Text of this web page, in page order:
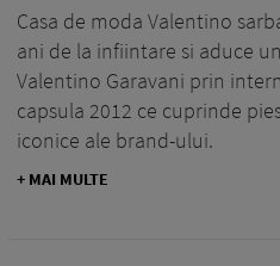
Casa de moda Valentino
ani de la infiintare si aduce
Valentino Garavani prin
capsula 2012 ce cuprinde
iconice ale brand-ului.
+ MAI MULTE